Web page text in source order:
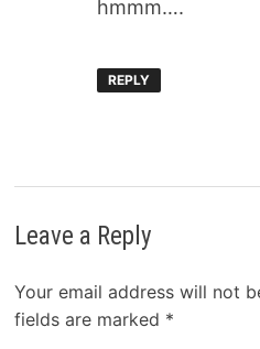
hmmm….
REPLY
Leave a Reply
Your email address will not
fields are marked *